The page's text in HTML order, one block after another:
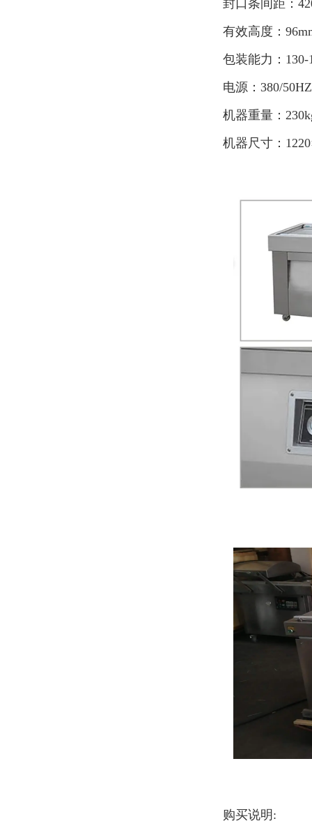
封口条间距：
有效高度：
包装能力：130-
电源：380/
机器重量：
机器尺寸：
购买说明: